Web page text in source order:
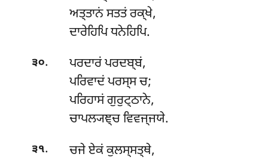
ਅਤ੍ਤਾਨਂ ਸਤਤਂ ਰਕ੍ਖੇ,
ਦਾਰੇਹਿਪਿ ਧਨੇਹਿਪਿ.
੩੦.
ਪਰਦਾਰਂ ਪਰਦਬ੍ਬਂ,
ਪਰਿਵਾਦਂ ਪਰਸ੍ਸ ਚ;
ਪਰਿਹਾਸਂ ਗੁਰੁਟ੍ਠਾਨੇ,
ਚਾਪਲ੍ਯਞ੍ਚ ਵਿਵਜ੍ਜਯੇ.
੩੧. ਚਜੇਏਕਂ ਕੁਲਸ੍ਸਤ੍ਥੇ,